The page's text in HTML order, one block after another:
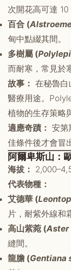
次開花高可達 10
百合 (
甸中點綴其間。
多樹屬 (
而耐寒，常見於
故事： 在秘魯白
醫療用途。
植物的生存策略
適應奇蹟： 安第
佳條件後才會冒
阿爾卑斯山：
海拔：
代表物種：
艾德華 (
片，耐紫外線和
高山紫菀 (Aster
縫間。
龍膽 (Gentiana